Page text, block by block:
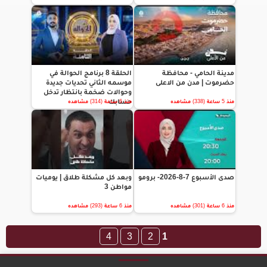
مدينة الحامي - محافظة
حضرموت | مدن من الاعلى
منذ 5 ساعة (338) مشاهده
الحلقة 8 برنامج الحوالة في
موسمه الثاني تحديات جديدة
وحوالات ضخمة بانتظار تدخل
حسابك
منذ 6 ساعة (314) مشاهده
صدى الأسبوع 7-8-2026- برومو
منذ 6 ساعة (301) مشاهده
وبعد كل مشكلة طلاق | يوميات
مواطن 3
منذ 6 ساعة (293) مشاهده
1
2
3
4